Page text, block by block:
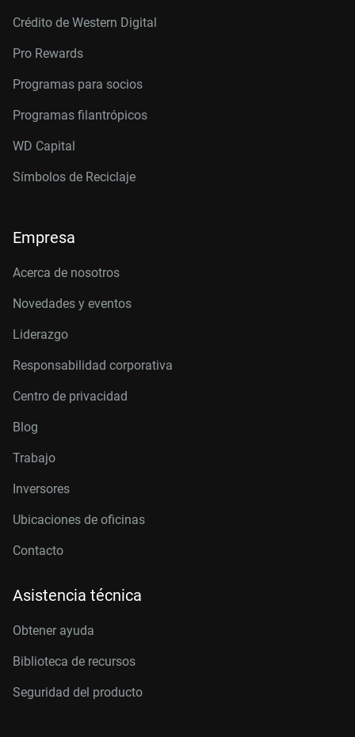
Crédito de Western Digital
Pro Rewards
Programas para socios
Programas filantrópicos
WD Capital
Símbolos de Reciclaje
Empresa
Acerca de nosotros
Novedades y eventos
Liderazgo
Responsabilidad corporativa
Centro de privacidad
Blog
Trabajo
Inversores
Ubicaciones de oficinas
Contacto
Asistencia técnica
Obtener ayuda
Biblioteca de recursos
Seguridad del producto